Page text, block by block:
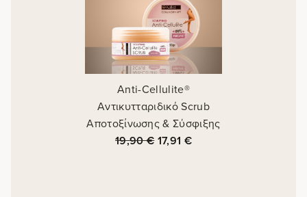
Anti-Cellulite®
Αντικυτταριδικό Scrub
Αποτοξίνωσης & Σύσφιξης
19,90€ 17,91 €